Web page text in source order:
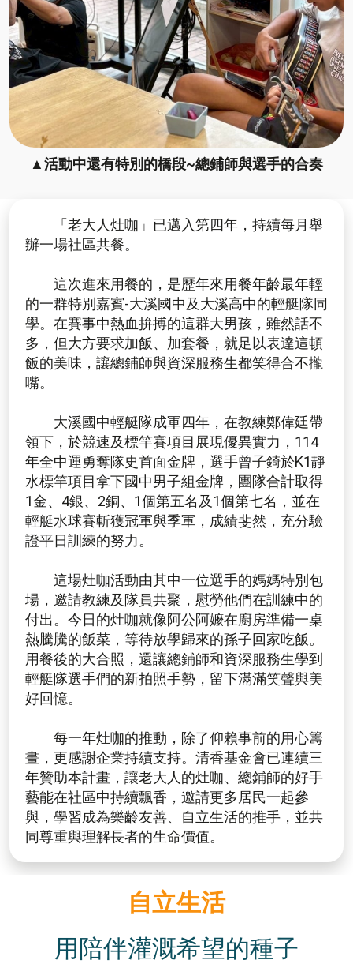
▲活動中還有特別的橋段~總鋪師與選手的合奏
「老大人灶咖」已邁入第四年，持續每月舉
辦一場社區共餐。
這次進來用餐的，是歷年來用餐年齡最年輕
的一群特別嘉賓-大溪國中及大溪高中的輕艇隊同
學。在賽事中熱血拚搏的這群大男孩，雖然話不
多，但大方要求加飯、加套餐，就足以表達這頓
飯的美味，讓總鋪師與資深服務生都笑得合不攏
嘴。
大溪國中輕艇隊成軍四年，在教練鄭偉廷帶
領下，於競速及標竿賽項目展現優異實力，114
年全中運勇奪隊史首面金牌，選手曾子錡於K1靜
水標竿項目拿下國中男子組金牌，團隊合計取得
1金、4銀、2銅、1個第五名及1個第七名，並在
輕艇水球賽斬獲冠軍與季軍，成績斐然，充分驗
證平日訓練的努力。
這場灶咖活動由其中一位選手的媽媽特別包
場，邀請教練及隊員共聚，慰勞他們在訓練中的
付出。今日的灶咖就像阿公阿嬤在廚房準備一桌
熱騰騰的飯菜，等待放學歸來的孫子回家吃飯。
用餐後的大合照，還讓總鋪師和資深服務生學到
輕艇隊選手們的新拍照手勢，留下滿滿笑聲與美
好回憶。
每一年灶咖的推動，除了仰賴事前的用心籌
畫，更感謝企業持續支持。清香基金會已連續三
年贊助本計畫，讓老大人的灶咖、總鋪師的好手
藝能在社區中持續飄香，邀請更多居民一起參
與，學習成為樂齡友善、自立生活的推手，並共
同尊重與理解長者的生命價值。
自立生活
用陪伴灌溉希望的種子